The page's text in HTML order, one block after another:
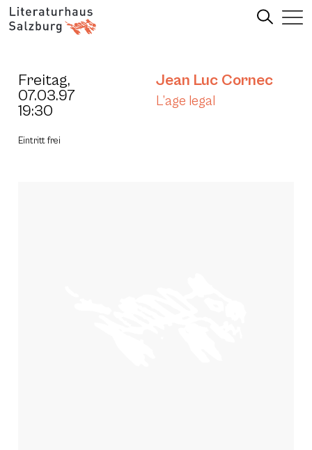
Freitag,
07.03.97
19:30
Jean Luc Cornec
L’age legal
Eintritt frei